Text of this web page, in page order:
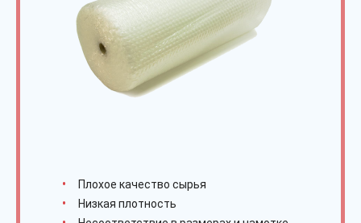
Плохое качество сырья
Низкая плотность